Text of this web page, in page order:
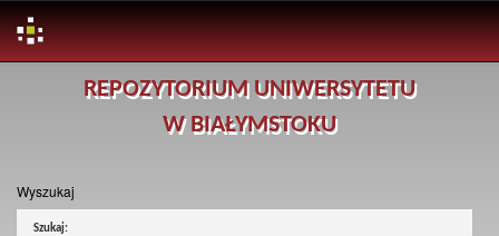
REPOZYTORIUM UNIWERSYTETU
W BIAŁYMSTOKU
Wyszukaj
Szukaj: